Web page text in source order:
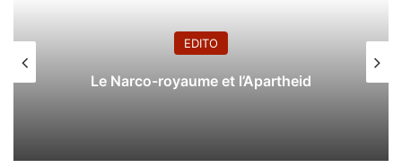
Le Narco-royaume et l’Apartheid